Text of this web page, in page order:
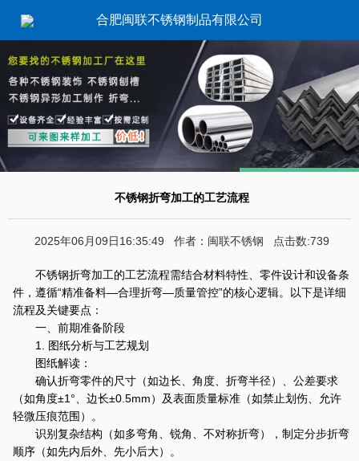
合肥闽联不锈钢制品有限公司
不锈钢折弯加工的工艺流程
2025年06月09日16:35:49 作者：闽联不锈钢 点击数:739
不锈钢折弯加工的工艺流程需结合材料特性、零件设计和设备条
件，遵循“精准备料—合理折弯—质量管控”的核心逻辑。以下是详细
流程及关键要点：
一、前期准备阶段
1. 图纸分析与工艺规划
图纸解读：
确认折弯零件的尺寸（如边长、角度、折弯半径）、公差要求
（如角度±1°、边长±0.5mm）及表面质量标准（如禁止划伤、允许
轻微压痕范围）。
识别复杂结构（如多弯角、锐角、不对称折弯），制定分步折弯
顺序（如先内后外、先小后大）。